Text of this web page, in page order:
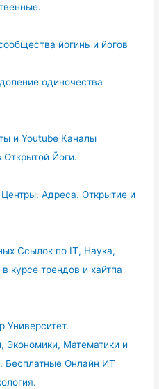
йогинь и йогов
одиночества
и Youtube Каналы
Открытой Йоги.
Адреса. Открытие и
Ссылок по IT, Наука,
курсе трендов и хайтпа
Университет.
Экономики, Математики и
Бесплатные Онлайн ИТ